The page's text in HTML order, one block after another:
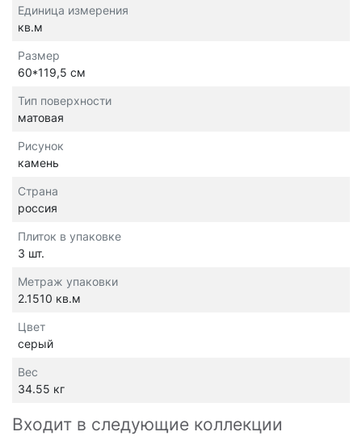
Единица измерения
кв.м
Размер
60*119,5 см
Тип поверхности
матовая
Рисунок
камень
Страна
россия
Плиток в упаковке
3 шт.
Метраж упаковки
2.1510 кв.м
Цвет
серый
Вес
34.55 кг
Входит в следующие коллекции